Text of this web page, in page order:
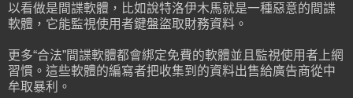
以看做是間諜軟體，比如說特洛伊木馬就是一種惡意的間諜
軟體，它能監視使用者鍵盤盜取財務資料。
更多“合法”間諜軟體都會綁定免費的軟體並且監視使用者上網
習慣。這些軟體的編寫者把收集到的資料出售給廣告商從中
牟取暴利。